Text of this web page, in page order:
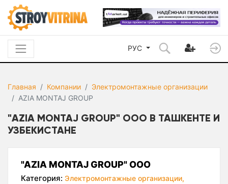
РУС
Главная Компании
Электромонтажные организации
AZIA MONTAJ GROUP
"AZIA MONTAJ GROUP" ООО В ТАШКЕНТЕ И
УЗБЕКИСТАНЕ
"AZIA MONTAJ GROUP" ООО
Категория: Электромонтажные организации,